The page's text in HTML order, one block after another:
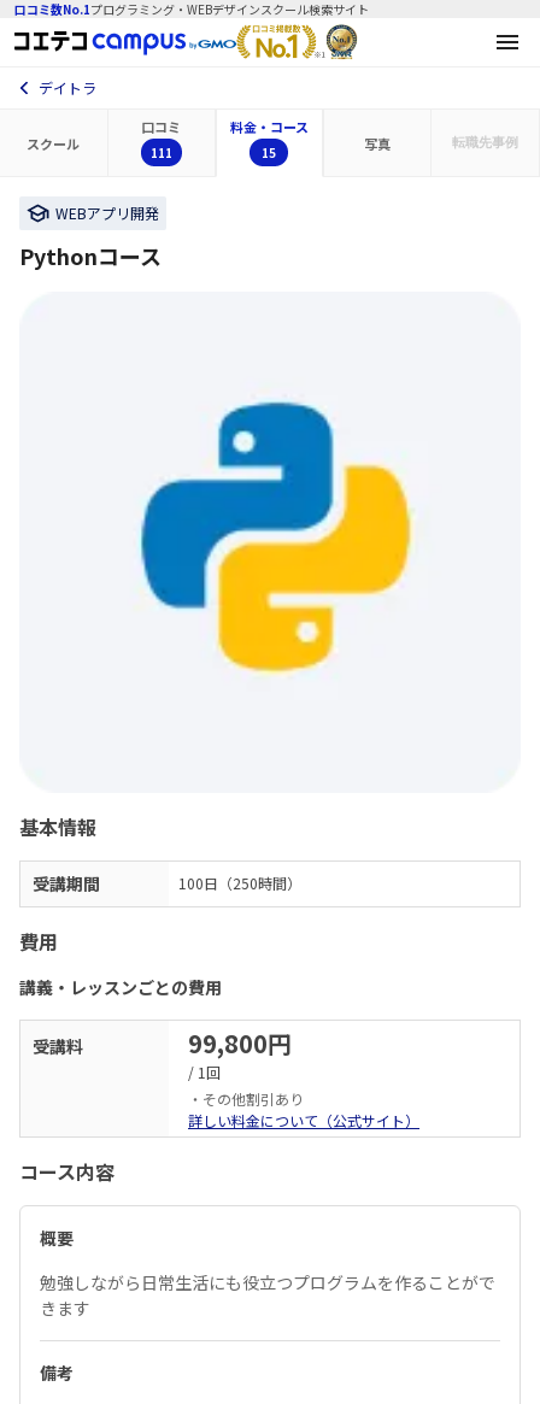
口コミ数No.1プログラミング・WEBデザインスクール検索サイト
デイトラ
スクール
口コミ
111
料金・コース
15 写真 転職先事例
WEBアプリ開発
Pythonコース
基本情報
受講期間 100日（250時間）
費用
講義・レッスンごとの費用
受講料 99,800円
/ 1回
・その他割引あり
詳しい料金について（公式サイト）
コース内容
概要
勉強しながら日常生活にも役立つプログラムを作ることがで
きます
備考